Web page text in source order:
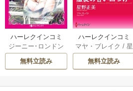
ハーレクインコミ
ックス セット 202
6年 vol.1064 1巻
ジーニー･ロンドン
/橘花夜/メアリ
ー･ライアンズ
ーガン/星合操/ア
無料立読み
ハーレクインコミ
ックス セット 202
6年 vol.1002 1巻
マヤ・ブレイク / 星
野正美/ヘレン･ブ
ルックス/のわきね
ウェイ/一重夕子
無料立読み